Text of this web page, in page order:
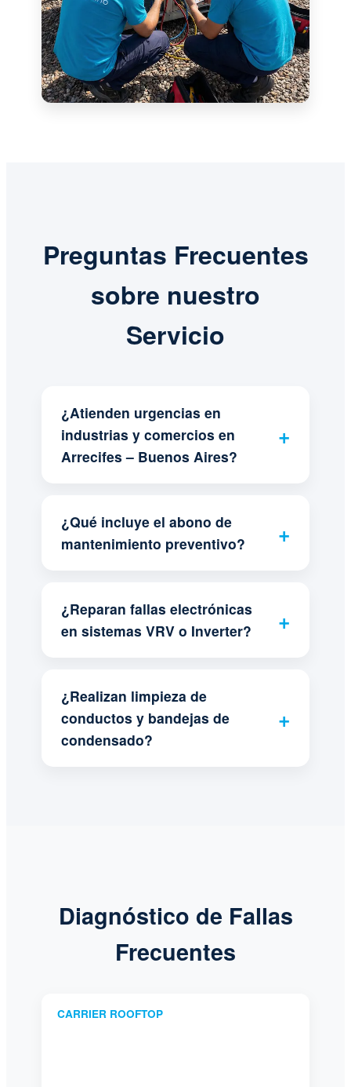
Preguntas Frecuentes
sobre nuestro
Servicio
¿Atienden urgencias en
industrias y comercios en
Arrecifes – Buenos Aires?
¿Qué incluye el abono de
mantenimiento preventivo?
¿Reparan fallas electrónicas
en sistemas VRV o Inverter?
¿Realizan limpieza de
conductos y bandejas de
condensado?
Diagnóstico de Fallas
Frecuentes
CARRIER ROOFTOP